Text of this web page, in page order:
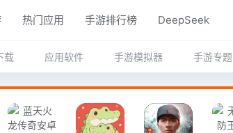
热门应用 手游排行榜 DeepSeek
载 应用软件 手游模拟器 手游专题